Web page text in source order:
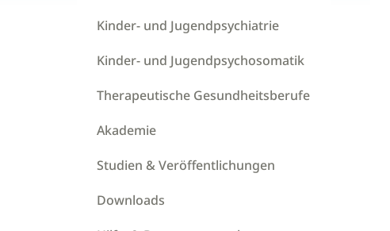
Kinder- und Jugendpsychiatrie
Kinder- und Jugendpsychosomatik
Therapeutische Gesundheitsberufe
Akademie
Studien & Veröffentlichungen
Downloads